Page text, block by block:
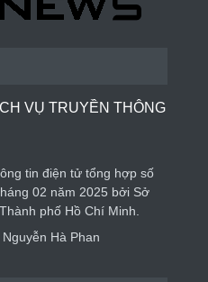
VỤ TRUYỀN THÔNG
tin điện tử tổng hợp số
02 năm 2025 bởi Sở
phố Hồ Chí Minh.
Hà Phan